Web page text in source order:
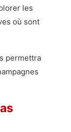
les
où sont
permettra